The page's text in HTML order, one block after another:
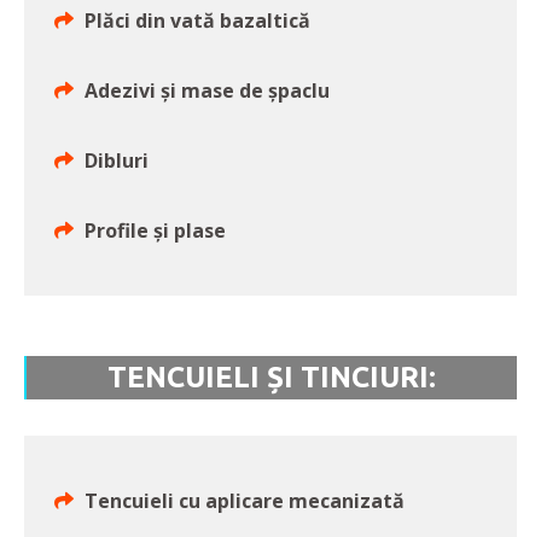
Plăci din vată bazaltică
Adezivi și mase de șpaclu
Dibluri
Profile și plase
TENCUIELI ȘI TINCIURI:
Tencuieli cu aplicare mecanizată